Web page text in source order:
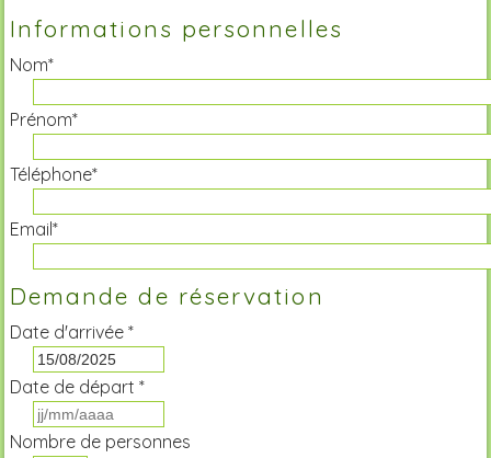
Informations personnelles
Nom*
Prénom*
Téléphone*
Email*
Demande de réservation
Date d'arrivée *
Date de départ *
Nombre de personnes